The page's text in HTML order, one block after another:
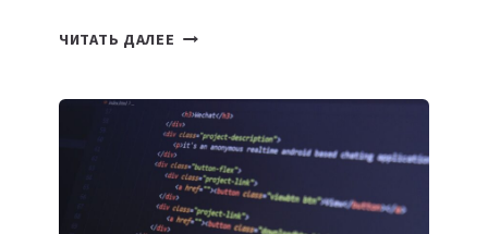
ЧИТАТЬ ДАЛЕЕ ТАСК-
ПОЛЕЗНЫХ
ИНСТРУМЕНТОВ
ДЛЯ
РАБОТЫ